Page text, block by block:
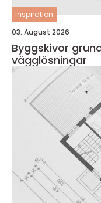
inspiration
03. August 2026
Byggskivor grunden för hållbara och smarta
vägglösningar